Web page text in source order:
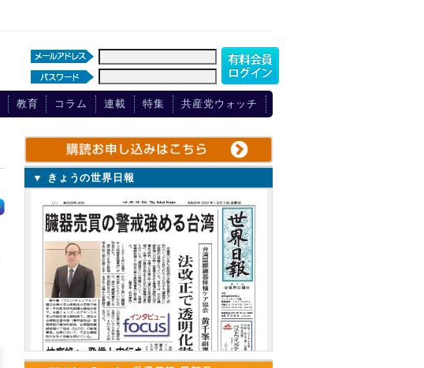
教育 コラム 連載 特集 共産党ウォッチ
▼ きょうの世界日報